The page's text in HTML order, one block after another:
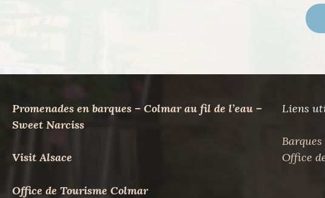
Promenades en barques – Colmar au fil de l’eau –
Sweet Narciss
Visit Alsace
Office de Tourisme Colmar
Liens
Office